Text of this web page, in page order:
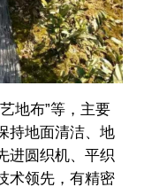
地布”等，主要
持地面清洁、地
进圆织机、平织
术领先，有精密